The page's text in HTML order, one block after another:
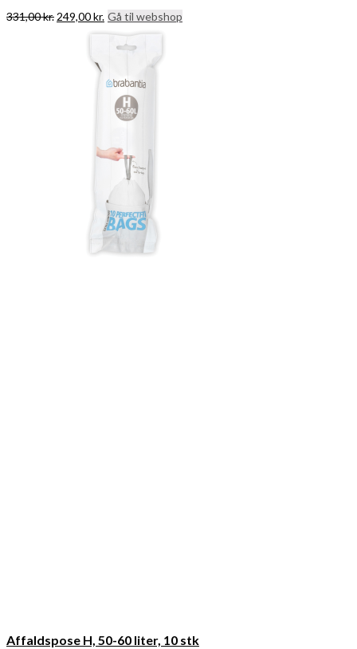
331,00kr. Den
331,00 kr..
249,00kr.Den
249,00 kr..
Gå til webshop
Affaldspose H, 50-60 liter, 10 stk